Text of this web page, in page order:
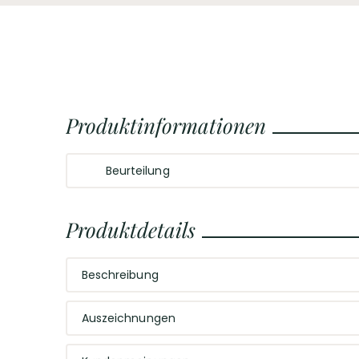
Produktinformationen
Beurteilung
Noten und süßen Gewürzen. Ein voller Geschmack
Mit einem dezenten Hauch Orange, Mango und
Produktdetails
Beschreibung
Dieser Scotch »Port Charlotte 10 Year Old« betört
Karamell-Fudge, Spuren von Vanillesauce sowie
Auszeichnungen